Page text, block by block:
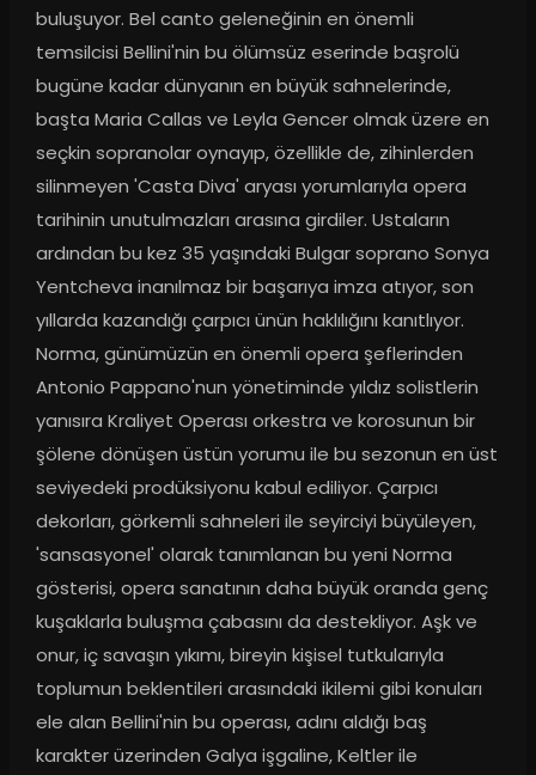
buluşuyor. Bel canto geleneğinin en önemli
temsilcisi Bellini'nin bu ölümsüz eserinde başrolü
bugüne kadar dünyanın en büyük sahnelerinde,
başta Maria Callas ve Leyla Gencer olmak üzere en
seçkin sopranolar oynayıp, özellikle de, zihinlerden
silinmeyen 'Casta Diva' aryası yorumlarıyla opera
tarihinin unutulmazları arasına girdiler. Ustaların
ardından bu kez 35 yaşındaki Bulgar soprano Sonya
Yentcheva inanılmaz bir başarıya imza atıyor, son
yıllarda kazandığı çarpıcı ünün haklılığını kanıtlıyor.
Norma, günümüzün en önemli opera şeflerinden
Antonio Pappano'nun yönetiminde yıldız solistlerin
yanısıra Kraliyet Operası orkestra ve korosunun bir
şölene dönüşen üstün yorumu ile bu sezonun en üst
seviyedeki prodüksiyonu kabul ediliyor. Çarpıcı
dekorları, görkemli sahneleri ile seyirciyi büyüleyen,
'sansasyonel' olarak tanımlanan bu yeni Norma
gösterisi, opera sanatının daha büyük oranda genç
kuşaklarla buluşma çabasını da destekliyor. Aşk ve
onur, iç savaşın yıkımı, bireyin kişisel tutkularıyla
toplumun beklentileri arasındaki ikilemi gibi konuları
ele alan Bellini'nin bu operası, adını aldığı baş
karakter üzerinden Galya işgaline, Keltler ile